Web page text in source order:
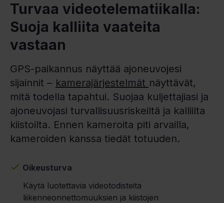
Turvaa videotelematiikalla:
Suoja kalliita vaateita
vastaan
GPS-paikannus näyttää ajoneuvojesi
sijainnit – kamerajärjestelmät näyttävät,
mitä todella tapahtui. Suojaa kuljettajiasi ja
ajoneuvojasi ​​turvallisuusriskeiltä ja kalliilta
kiistoilta. Ennen kameroita piti arvailla,
kameroiden kanssa tiedät totuuden.
Oikeusturva
Käytä luotettavia videotodisteita
liikenneonnettomuuksien ja kiistojen